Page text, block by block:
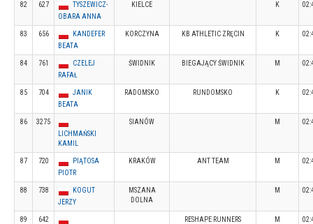
82 627
TYSZEWICZ-
OBARA ANNA
KIELCE K
83 656
KANDEFER
BEATA
KORCZYNA KB ATHLETIC ZRĘCIN K
84 761
CZELEJ
RAFAŁ
ŚWIDNIK BIEGAJĄCY ŚWIDNIK M
85 704
JANIK
BEATA
RADOMSKO RUNDOMSKO K
86
3275
LICHMAŃSKI
KAMIL
SIANÓW M
87 720
PIĄTOSA
PIOTR
KRAKÓW ANT TEAM M
88 738
KOGUT
JERZY
MSZANA
DOLNA
M
89
642
RESHAPE RUNNERS M